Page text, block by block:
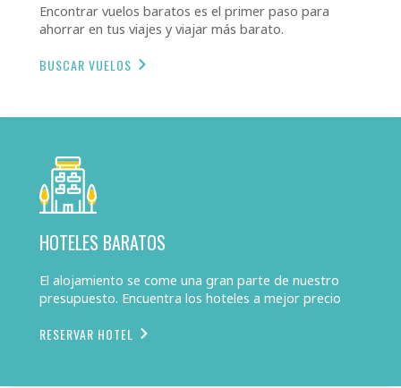
Encontrar vuelos baratos es el primer paso para
ahorrar en tus viajes y viajar más barato.
BUSCAR VUELOS
HOTELES BARATOS
El alojamiento se come una gran parte de nuestro
presupuesto. Encuentra los hoteles a mejor precio
RESERVAR HOTEL